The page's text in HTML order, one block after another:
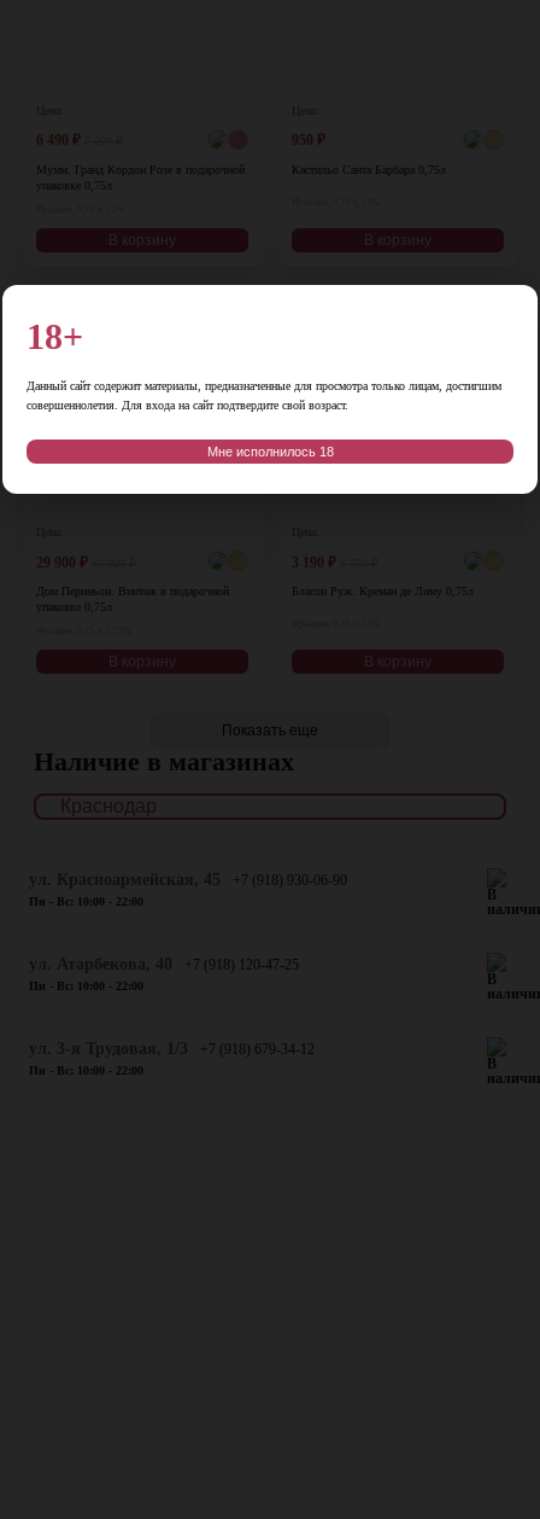
6 490 ₽
Мумм. Гранд Кордон Розе в подарочной
упаковке 0,75л
В корзину
950 ₽
Кастильо Санта Барбара 0,75л
В корзину
29 900 ₽
Дом Периньон. Винтаж в подарочной
упаковке 0,75л
В корзину
3 190 ₽
Бласон Руж. Креман де Лиму 0,75л
В корзину
Показать еще
Наличие в магазинах
+7 (918) 930-06-90
Пн - Вс: 10:00 - 22:00
+7 (918) 120-47-25
Пн - Вс: 10:00 - 22:00
+7 (918) 679-34-12
Пн - Вс: 10:00 - 22:00
18+
Данный сайт содержит материалы, предназначенные для просмотра только лицам, достигшим
совершеннолетия. Для входа на сайт подтвердите свой возраст.
Мне исполнилось 18